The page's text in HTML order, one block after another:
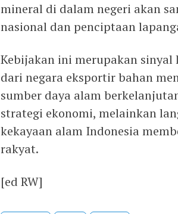
mineral di dalam negeri akan
nasional dan penciptaan
Kebijakan ini merupakan
dari negara eksportir bahan
sumber daya alam
strategi ekonomi, melainkan
kekayaan alam Indonesia
rakyat.
[ed RW]